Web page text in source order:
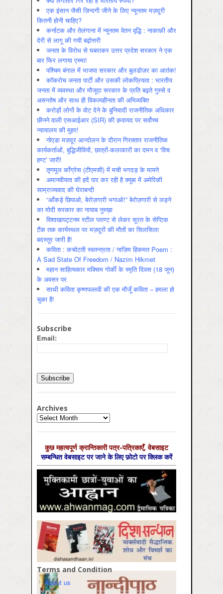
एक इंसान जैसी ज़िन्दगी जीने के लिए न्यूनतम मज़दूरी
कितनी होनी चाहिए?
कर्नाटक और तेलंगाना में न्यूनतम वेतन वृद्धि : नाकाफ़ी और
देरी से लागू की गयी बढ़ोत्तरी
जनता के विरोध से घबराकर उत्तर प्रदेश सरकार ने एक
बार फिर लगाया एस्मा!
पश्चिम बंगाल में भाजपा सरकार और बुलडोज़र का आतंक!
कॉकरोच जनता पार्टी और उसकी लोकप्रियता : भारतीय
जनता में व्‍यवस्‍था और मौजूदा सरकार के प्रति बढ़ते गुस्‍से व
असन्‍तोष और साथ ही विकल्‍पहीनता की अभिव्‍यक्ति
करोड़ों लोगों के वोट देने के बुनियादी राजनीतिक अधिकार
छीनने वाली एसआईआर (SIR) की क़वायद पर सर्वोच्च
न्यायालय की मुहर!
नोएडा मज़दूर आन्दोलन के दौरान गिरफ़्तार राजनीतिक
कार्यकर्ताओं, बुद्धिजीवियों, छात्रों-कलाकारों का दमन व ‘विच
हण्ट’ जारी!
तृणमूल काँग्रेस (टीएमसी) में मची भगदड़ के मायने
अमानवीयता की हदें पार कर रही है क्यूबा में अमेरिकी
साम्राज्यवाद की घेराबन्दी
“आँकड़े छिपाओ, बेरोज़गारी भगाओ!” बेरोज़गारी से लड़ने
का मोदी सरकार का नायाब नुस्ख़ा
विशाखापट्टनम स्टील प्लाण्ट से लेकर सूरत के सेप्टिक
टैंक तक कार्यस्थल पर मज़दूरों की मौतों का सिलसिला
बदस्तूर जारी है!
कविता : कचोटती स्वतन्त्रता / नाज़िम हिकमत Poem :
A Sad State Of Freedom / Nazim Hikmet
महान साहित्यकार मक्सिम गोर्की के स्मृति दिवस (18 जून)
के अवसर पर
साथी कविता कृष्णपल्लवी की एक मौजूँ कविता – हमला हो
चुका है!
Subscribe
Email:
Archives
Archives
कुछ महत्‍वपूर्ण क्रान्तिकारी पत्र-पत्रिकाएँ, वेबसाइट
सम्‍बन्धित वेबसाइट पर जाने के लिए फ़ोटो पर क्लिक करें
Terms and Condition
About us